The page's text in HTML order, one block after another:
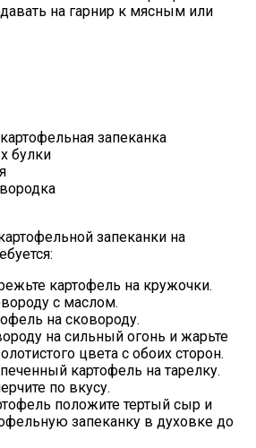
на гарнир к мясным или
запеканка
булки
запеканки на
картофель на кружочки.
с маслом.
на сковороду.
на сильный огонь и жарьте
цвета с обоих сторон.
картофель на тарелку.
по вкусу.
положите тертый сыр и
запеканку в духовке до